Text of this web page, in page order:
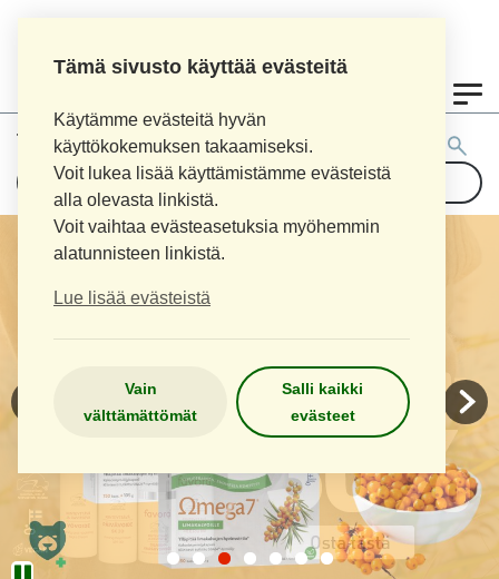
Tämä sivusto käyttää evästeitä
Käytämme evästeitä hyvän
käyttökokemuksen takaamiseksi.
Voit lukea lisää käyttämistämme evästeistä
alla olevasta linkistä.
Voit vaihtaa evästeasetuksia myöhemmin
alatunnisteen linkistä.
Lue lisää evästeistä
Vain
välttämättömät
Salli kaikki
evästeet
Tuotehaku: